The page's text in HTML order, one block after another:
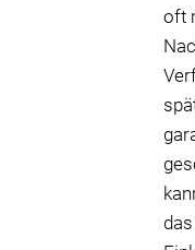
oft